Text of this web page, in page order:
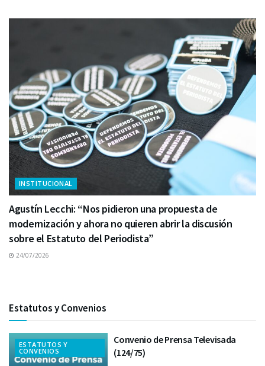
INSTITUCIONAL
Agustín Lecchi: “Nos pidieron una propuesta de
modernización y ahora no quieren abrir la discusión
sobre el Estatuto del Periodista”
24/07/2026
Estatutos y Convenios
ESTATUTOS Y
CONVENIOS
Convenio de Prensa Televisada
(124/75)